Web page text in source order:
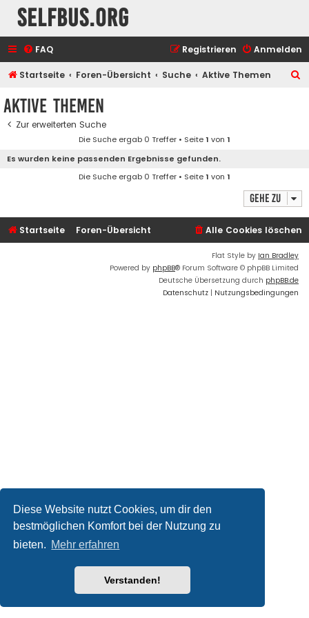
Diese Website nutzt Cookies, um dir den
bestmöglichen Komfort bei der Nutzung zu
bieten. Mehr erfahren
Verstanden!
selfbus.org
FAQ Anmelden
Registrieren
Startseite Foren-Übersicht Suche Aktive Themen
Aktive Themen
Zur erweiterten Suche
Die Suche ergab 0 Treffer • Seite1 von 1
Es wurden keine passenden Ergebnisse gefunden.
Die Suche ergab 0 Treffer • Seite1 von 1
Gehe zu
Startseite Foren-Übersicht Alle Cookies löschen
Flat Style by Ian Bradley
Powered by phpBB® Forum Software © phpBB Limited
Deutsche Übersetzung durch phpBB.de
Datenschutz | Nutzungsbedingungen